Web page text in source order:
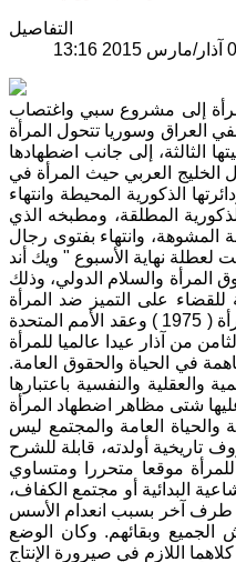
التفاصيل
إلى مشروع سبي واغتصاب
العراق وسوريا تتحول المرأة
الثالثة، إلى جانب اضطهادها
الخليج العربي حيث المرأة في
الذكورية المحيطة وانتهاء
المطلقة، ومطبخه الذي
المشوهة، وانتهاء بفتوى رجال
لحقوق المرأة والسلام الدولي، وذلك
للقضاء على التميز ضد المرأة
وضمانة مشاركتها الكاملة في التنمية الاجتماعية وعلى قدم المساواة مع الرجل. وقد اتخذ الإجراء غداة السنة الدولية للمرأة ( 1975 ) وعقد الأمم المتحدة
في الحياة والحقوق العامة.
والعقلية والنفسية باعتبارها
والحياة العامة والمجتمع ليس
تاريخية أولدته، قابلة للشرح
للمرأة موقعا متحررا ومتساوي
البدائية أو مجتمع الكفاف،
طرف آخر بسبب انعدام الأسس
الجميع وبقائهم. وكان الوضع